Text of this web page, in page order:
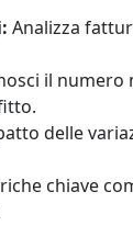
Analizza
il numero
delle
chiave